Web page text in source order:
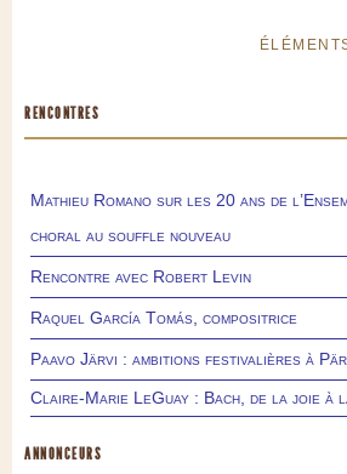
RENCONTRES
Mathieu Romano sur les 20 ans de
choral au souffle nouveau
Rencontre avec Robert Levin
Raquel García Tomás, compositrice
Paavo Järvi : ambitions festivalières à
Claire-Marie LeGuay : Bach, de la joie à
ANNONCEURS